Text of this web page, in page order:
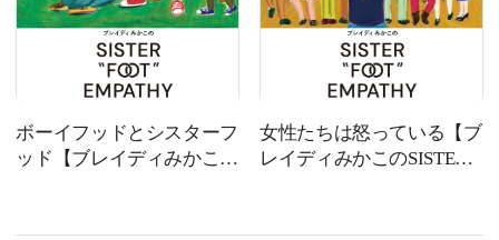
ボーイフッドとシスターフ
ッド【ブレイディみかこの
女性たちは怒っている【ブ
レイディみかこのSISTER